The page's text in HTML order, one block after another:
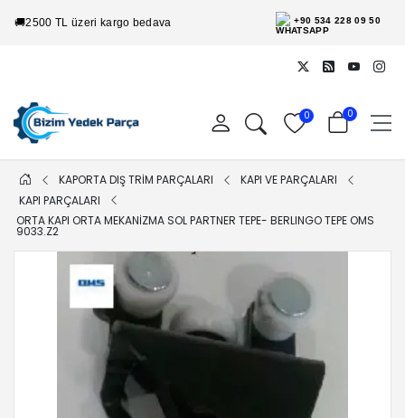
🚚2500 TL üzeri kargo bedava +90 534 228 09 50
0 0
KAPORTA DIŞ TRİM PARÇALARI
KAPI VE PARÇALARI
KAPI PARÇALARI
ORTA KAPI ORTA MEKANIZMA SOL PARTNER TEPE- BERLINGO TEPE OMS
9033.Z2